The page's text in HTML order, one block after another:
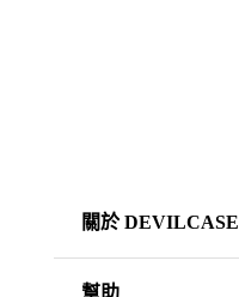
關於 DEVILCASE